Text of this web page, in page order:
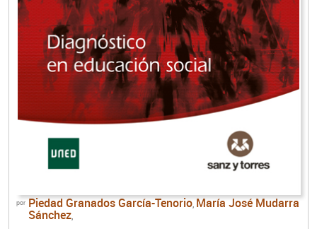
por Piedad Granados García-Tenorio, María José Mudarra
Sánchez,